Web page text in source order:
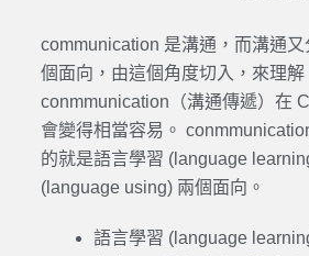
communication 是溝通，而溝通
個面向，由這個角度切入，來理解
conmmunication（溝通傳遞）在
會變得相當容易。
的就是語言學習 (language
(language using) 兩個面向。
語言學習 (language